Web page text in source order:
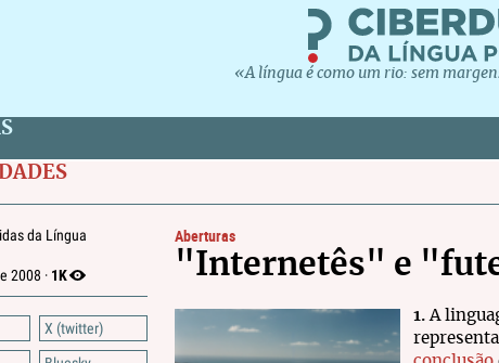
«A língua é como um rio: sem
da Língua
2008 · 1K
X (twitter)
Aberturas
"Internetês" e
1. A